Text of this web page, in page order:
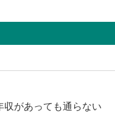
があっても通らない